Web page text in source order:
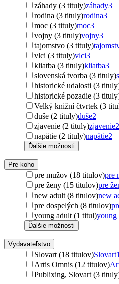
záhady (3 tituly)záhady3
rodina (3 tituly)rodina3
moc (3 tituly)moc3
vojny (3 tituly)vojny3
tajomstvo (3 tituly)
vlci (3 tituly)vlci3
kliatba (3 tituly)kliatba3
slovenská tvorba (3 tituly)
historické udalosti (3
historické pozadie (3
Velký knižní čtvrtek (3
duše (2 tituly)duše2
zjavenie (2 tituly)zjavenie2
napätie (2 tituly)napätie2
Ďalšie možnosti
Pre koho
pre mužov (18 titulov)pre
pre ženy (15 titulov)pre
new adult (8 titulov)new
pre dospelých (8 titulov)
young adult (1 titul)young
Ďalšie možnosti
Vydavateľstvo
Slovart (18 titulov)Slovart
Artis Omnis (12 titulov)
Publixing, Slovart (3